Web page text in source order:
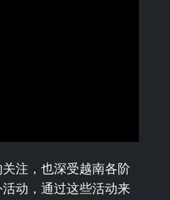
注，也深受越南各阶
动，通过这些活动来